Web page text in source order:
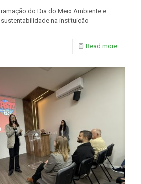
do Dia do Meio Ambiente e
na instituição
Read more